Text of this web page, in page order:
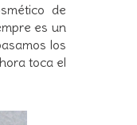
de
es un
los
toca el